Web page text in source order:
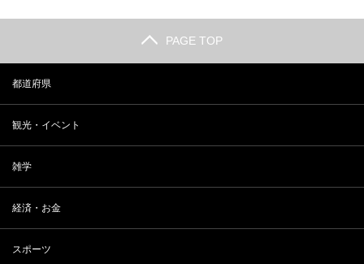
PAGE TOP
都道府県
観光・イベント
雑学
経済・お金
スポーツ